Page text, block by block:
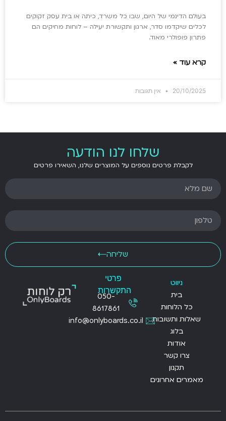
בעולם הדינמי של היום, שבו כל משרד, כיתה או בית עסק זקוקים
לכלים שיקדמו סדר, ארגון ותקשורת יעילה – לוחות מחיקים הם
פתרון פופולרי מאוד.
קרא עוד »
20/10/2025 אין תגובות
שלחו לנו הודעה
לקבלת פרטים נוספים על המוצרים שלנו, השאירו פרטים
שליחה
ניווט
בית
כל הלוחות
שאלות ותשובות
בלוג
אודות
צרו קשר
תקנון
מאמרים אחרונים
פרטי
התקשרות
050-
8617861
info@onlyboards.co.il